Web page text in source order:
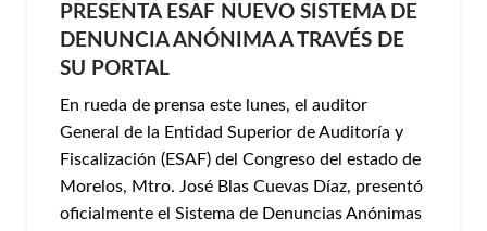
PRESENTA ESAF NUEVO SISTEMA DE
DENUNCIA ANÓNIMA A TRAVÉS DE
SU PORTAL
En rueda de prensa este lunes, el auditor
General de la Entidad Superior de Auditoría y
Fiscalización (ESAF) del Congreso del estado de
Morelos, Mtro. José Blas Cuevas Díaz, presentó
oficialmente el Sistema de Denuncias Anónimas